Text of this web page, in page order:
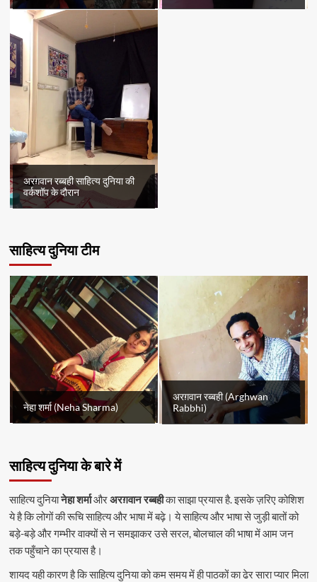
अरग़वान रब्बही साहित्य दुनिया की
वर्कशॉप के दौरान
साहित्य दुनिया टीम
नेहा शर्मा (Neha Sharma)
अरग़वान रब्बही (Arghwan
Rabbhi)
साहित्य दुनिया के बारे में
साहित्य दुनियानेहा शर्माऔरअरग़वान रब्बहीका साझा प्रयास है. इसके ज़रिए कोशिश
ये है कि लोगों की रूचि साहित्य और भाषा में बढ़े। ये साहित्य और भाषा से जुड़ी बातों को
बड़े-बड़े और गम्भीर वाक्यों से न समझाकर उसे सरल, बोलचाल की भाषा में आम जन
तक पहुँचाने का प्रयास है।
शायद यही कारण है कि साहित्य दुनिया को कम समय में ही पाठकों का ढेर सारा प्यार मिला